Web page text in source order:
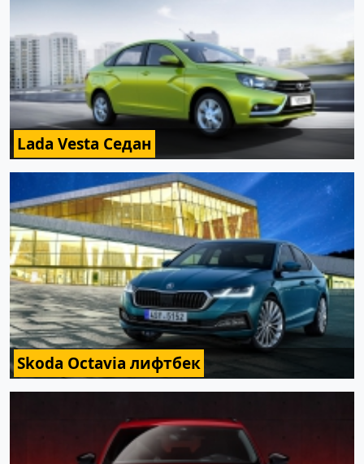
Lada Vesta Седан
Skoda Octavia лифтбек